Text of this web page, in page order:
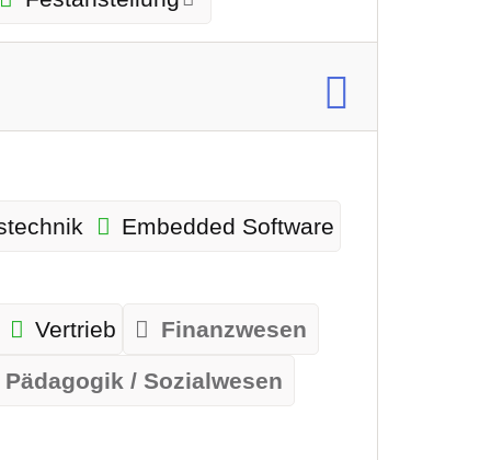
Embedded Software
Vertrieb
Finanzwesen
Pädagogik / Sozialwesen